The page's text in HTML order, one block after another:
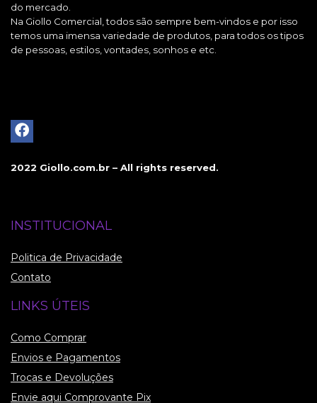
do mercado.
Na Giollo Comercial, todos são sempre bem-vindos e por isso
temos uma imensa variedade de produtos, para todos os tipos
de pessoas, estilos, vontades, sonhos e etc.
2022 Giollo.com.br – All rights reserved.
INSTITUCIONAL
Politica de Privacidade
Contato
LINKS ÚTEIS
Como Comprar
Envios e Pagamentos
Trocas e Devoluções
Envie aqui Comprovante Pix